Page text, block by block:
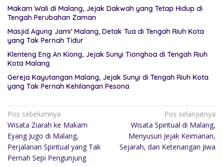
Makam Wali di Malang, Jejak Dakwah yang Tetap Hidup di
Tengah Perubahan Zaman
Masjid Agung Jami’ Malang, Detak Tua di Tengah Riuh Kota
yang Tak Pernah Tidur
Klenteng Eng An Kiong, Jejak Sunyi Tionghoa di Tengah Riuh
Kota Malang
Gereja Kayutangan Malang, Jejak Sunyi di Tengah Riuh Kota
yang Tak Pernah Kehilangan Pesona
Pos sebelumnya
Wisata Ziarah ke Makam
Eyang Jugo di Malang,
Perjalanan Spiritual yang Tak
Pernah Sepi Pengunjung
Pos selanjutnya
Wisata Spiritual di Malang,
Menyusuri Jejak Keimanan,
Sejarah, dan Ketenangan Jiwa